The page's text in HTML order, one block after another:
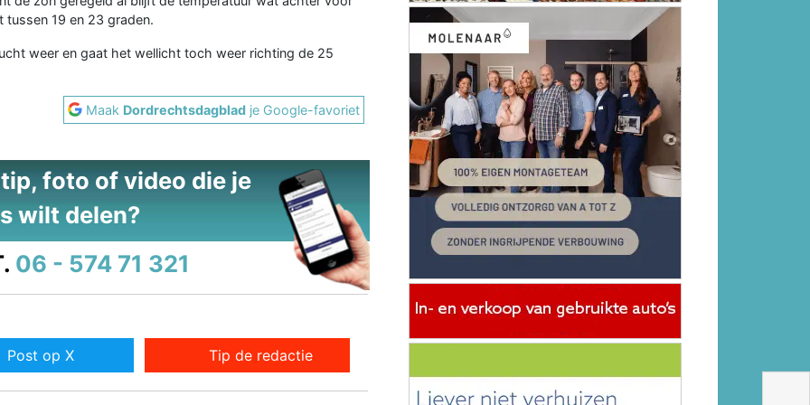
tussen 19 en 23 graden.
weer en gaat het wellicht toch weer richting de 25
Maak Dordrechtsdagblad je Google-favoriet
foto of video die je
wilt delen?
06 - 574 71 321
Post op X Tip de redactie